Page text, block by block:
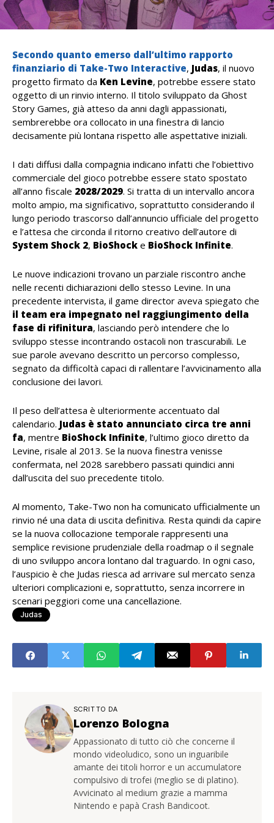
Secondo quanto emerso dall’ultimo rapporto
finanziario di Take-Two Interactive, Judas, il nuovo
progetto firmato da Ken Levine, potrebbe essere stato
oggetto di un rinvio interno. Il titolo sviluppato da Ghost
Story Games, già atteso da anni dagli appassionati,
sembrerebbe ora collocato in una finestra di lancio
decisamente più lontana rispetto alle aspettative iniziali.
I dati diffusi dalla compagnia indicano infatti che l’obiettivo
commerciale del gioco potrebbe essere stato spostato
all’anno fiscale 2028/2029. Si tratta di un intervallo ancora
molto ampio, ma significativo, soprattutto considerando il
lungo periodo trascorso dall’annuncio ufficiale del progetto
e l’attesa che circonda il ritorno creativo dell’autore di
System Shock 2, BioShock e BioShock Infinite.
Le nuove indicazioni trovano un parziale riscontro anche
nelle recenti dichiarazioni dello stesso Levine. In una
precedente intervista, il game director aveva spiegato che
il team era impegnato nel raggiungimento della
fase di rifinitura, lasciando però intendere che lo
sviluppo stesse incontrando ostacoli non trascurabili. Le
sue parole avevano descritto un percorso complesso,
segnato da difficoltà capaci di rallentare l’avvicinamento alla
conclusione dei lavori.
Il peso dell’attesa è ulteriormente accentuato dal
calendario. Judas è stato annunciato circa tre anni
fa, mentre BioShock Infinite, l’ultimo gioco diretto da
Levine, risale al 2013. Se la nuova finestra venisse
confermata, nel 2028 sarebbero passati quindici anni
dall’uscita del suo precedente titolo.
Al momento, Take-Two non ha comunicato ufficialmente un
rinvio né una data di uscita definitiva. Resta quindi da capire
se la nuova collocazione temporale rappresenti una
semplice revisione prudenziale della roadmap o il segnale
di uno sviluppo ancora lontano dal traguardo. In ogni caso,
l’auspicio è che Judas riesca ad arrivare sul mercato senza
ulteriori complicazioni e, soprattutto, senza incorrere in
scenari peggiori come una cancellazione.
Judas
SCRITTO DA
Lorenzo Bologna
Appassionato di tutto ciò che concerne il
mondo videoludico, sono un inguaribile
amante dei titoli horror e un accumulatore
compulsivo di trofei (meglio se di platino).
Avvicinato al medium grazie a mamma
Nintendo e papà Crash Bandicoot.